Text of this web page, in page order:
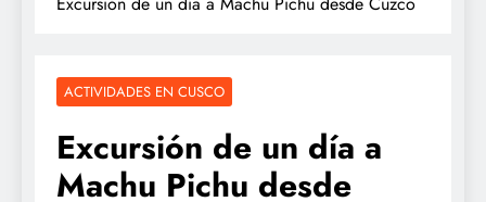
ACTIVIDADES EN CUSCO
Excursión de un día a
Machu Pichu desde